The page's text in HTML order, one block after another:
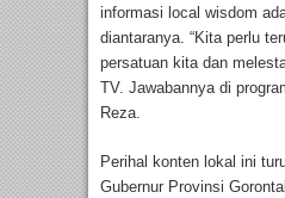
informasi local wisdom
diantaranya. “Kita perlu
persatuan kita dan
TV. Jawabannya di
Reza.
Perihal konten lokal ini
Gubernur Provinsi